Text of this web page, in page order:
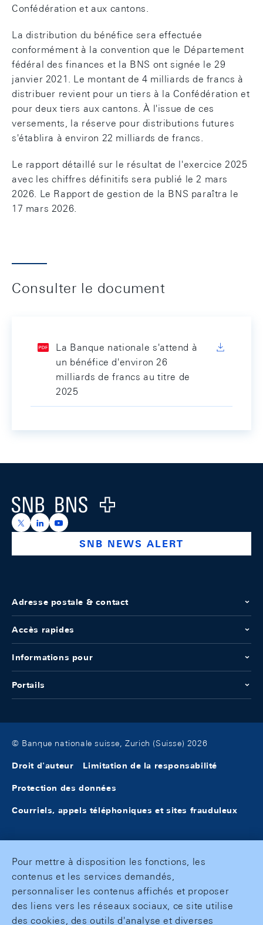
Confédération et aux cantons.
La distribution du bénéfice sera effectuée
conformément à la convention que le Département
fédéral des finances et la BNS ont signée le 29
janvier 2021. Le montant de 4 milliards de francs à
distribuer revient pour un tiers à la Confédération et
pour deux tiers aux cantons. À l'issue de ces
versements, la réserve pour distributions futures
s'établira à environ 22 milliards de francs.
Le rapport détaillé sur le résultat de l'exercice 2025
avec les chiffres définitifs sera publié le 2 mars
2026. Le Rapport de gestion de la BNS paraîtra le
17 mars 2026.
Consulter le document
La Banque nationale s'attend à
un bénéfice d'environ 26
milliards de francs au titre de
2025
Logo
https://x.com/snb_bns
https://ch.linkedin.com/company/swiss-national-
https://www.youtube.com/@swissnationalbank
SNB NEWS ALERT
Adresse postale & contact
Accès rapides
Informations pour
Portails
© Banque nationale suisse, Zurich (Suisse) 2026
Droit d'auteur Limitation de la responsabilité
Protection des données
Courriels, appels téléphoniques et sites frauduleux
Pour mettre à disposition les fonctions, les
contenus et les services demandés,
personnaliser les contenus affichés et proposer
des liens vers les réseaux sociaux, ce site utilise
des cookies, des outils d'analyse et diverses